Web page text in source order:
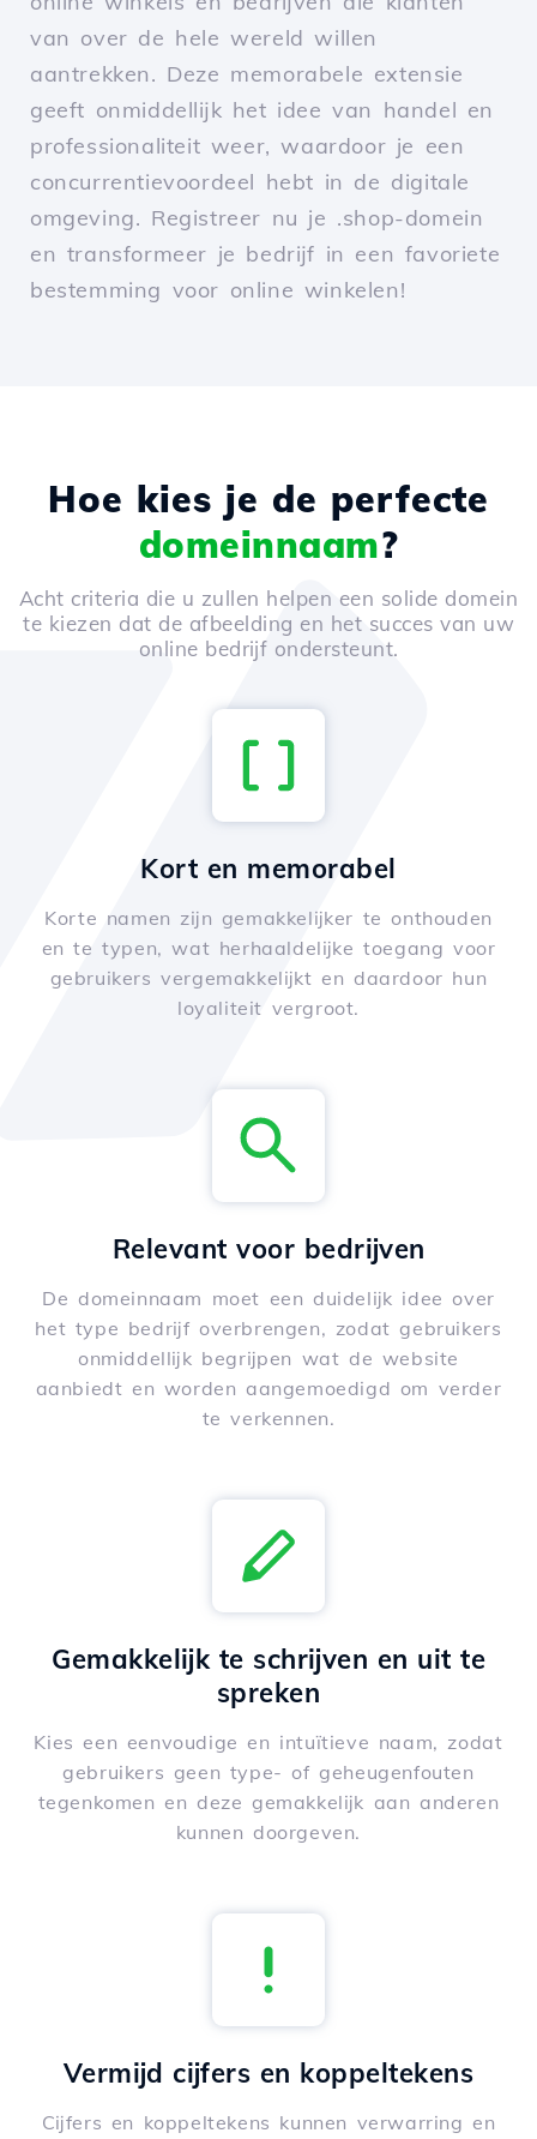
van over de hele wereld willen
aantrekken. Deze memorabele extensie
geeft onmiddellijk het idee van handel en
professionaliteit weer, waardoor je een
concurrentievoordeel hebt in de digitale
omgeving. Registreer nu je .shop-domein
en transformeer je bedrijf in een favoriete
bestemming voor online winkelen!
Hoe kies je de perfecte
domeinnaam?
Acht criteria die u zullen helpen een solide domein
te kiezen dat de afbeelding en het succes van uw
online bedrijf ondersteunt.
Kort en memorabel
Korte namen zijn gemakkelijker te onthouden
en te typen, wat herhaaldelijke toegang voor
gebruikers vergemakkelijkt en daardoor hun
loyaliteit vergroot.
Relevant voor bedrijven
De domeinnaam moet een duidelijk idee over
het type bedrijf overbrengen, zodat gebruikers
onmiddellijk begrijpen wat de website
aanbiedt en worden aangemoedigd om verder
te verkennen.
Gemakkelijk te schrijven en uit te
spreken
Kies een eenvoudige en intuïtieve naam, zodat
gebruikers geen type- of geheugenfouten
tegenkomen en deze gemakkelijk aan anderen
kunnen doorgeven.
Vermijd cijfers en koppeltekens
Cijfers en koppeltekens kunnen verwarring en